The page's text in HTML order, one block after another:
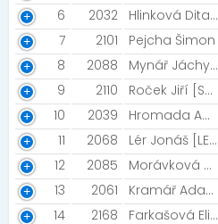
6
2032 Hlinková Dita [Loko Trutnov ]
7
2101 Pejcha Šimon
8
2088 Mynář Jáchym [Ghost junior tým]
9
2110 Roček Jiří [Sokol Horní Jelení]
10
2039 Hromada Adam
11
2068 Lér Jonáš [LENNER MOTORS]
12
2085 Morávková Nikola [BAKAKO Nová Paka ]
13
2061 Kramář Adam [Kramářovci]
14
2168 Farkašová Eliška [Rohozec Amix team]